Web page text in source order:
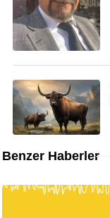
Benzer Haberler